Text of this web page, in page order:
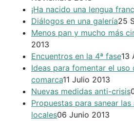
¡Ha nacido una lengua
Diálogos en una galería25
Menos pan y mucho más
2013
Encuentros en la 4ª fase13
Ideas para fomentar el
comarca11 Julio 2013
Nuevas medidas anti-crisis
Propuestas para sanear
locales06 Junio 2013